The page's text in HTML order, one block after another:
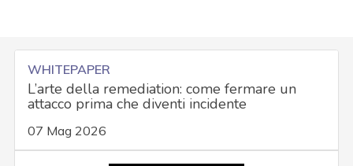
WHITEPAPER
L’arte della remediation: come fermare un
attacco prima che diventi incidente
07 Mag 2026